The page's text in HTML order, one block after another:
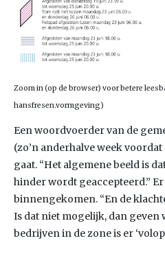
Zoom in (op de browser) voor betere
hansfresen.vormgeving)
Een woordvoerder van de
(zo’n anderhalve week
gaat. “Het algemene beeld is
hinder wordt geaccepteerd.”
binnengekomen. “En de
Is dat niet mogelijk, dan geven
bedrijven in de zone is er